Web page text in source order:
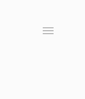
Menu